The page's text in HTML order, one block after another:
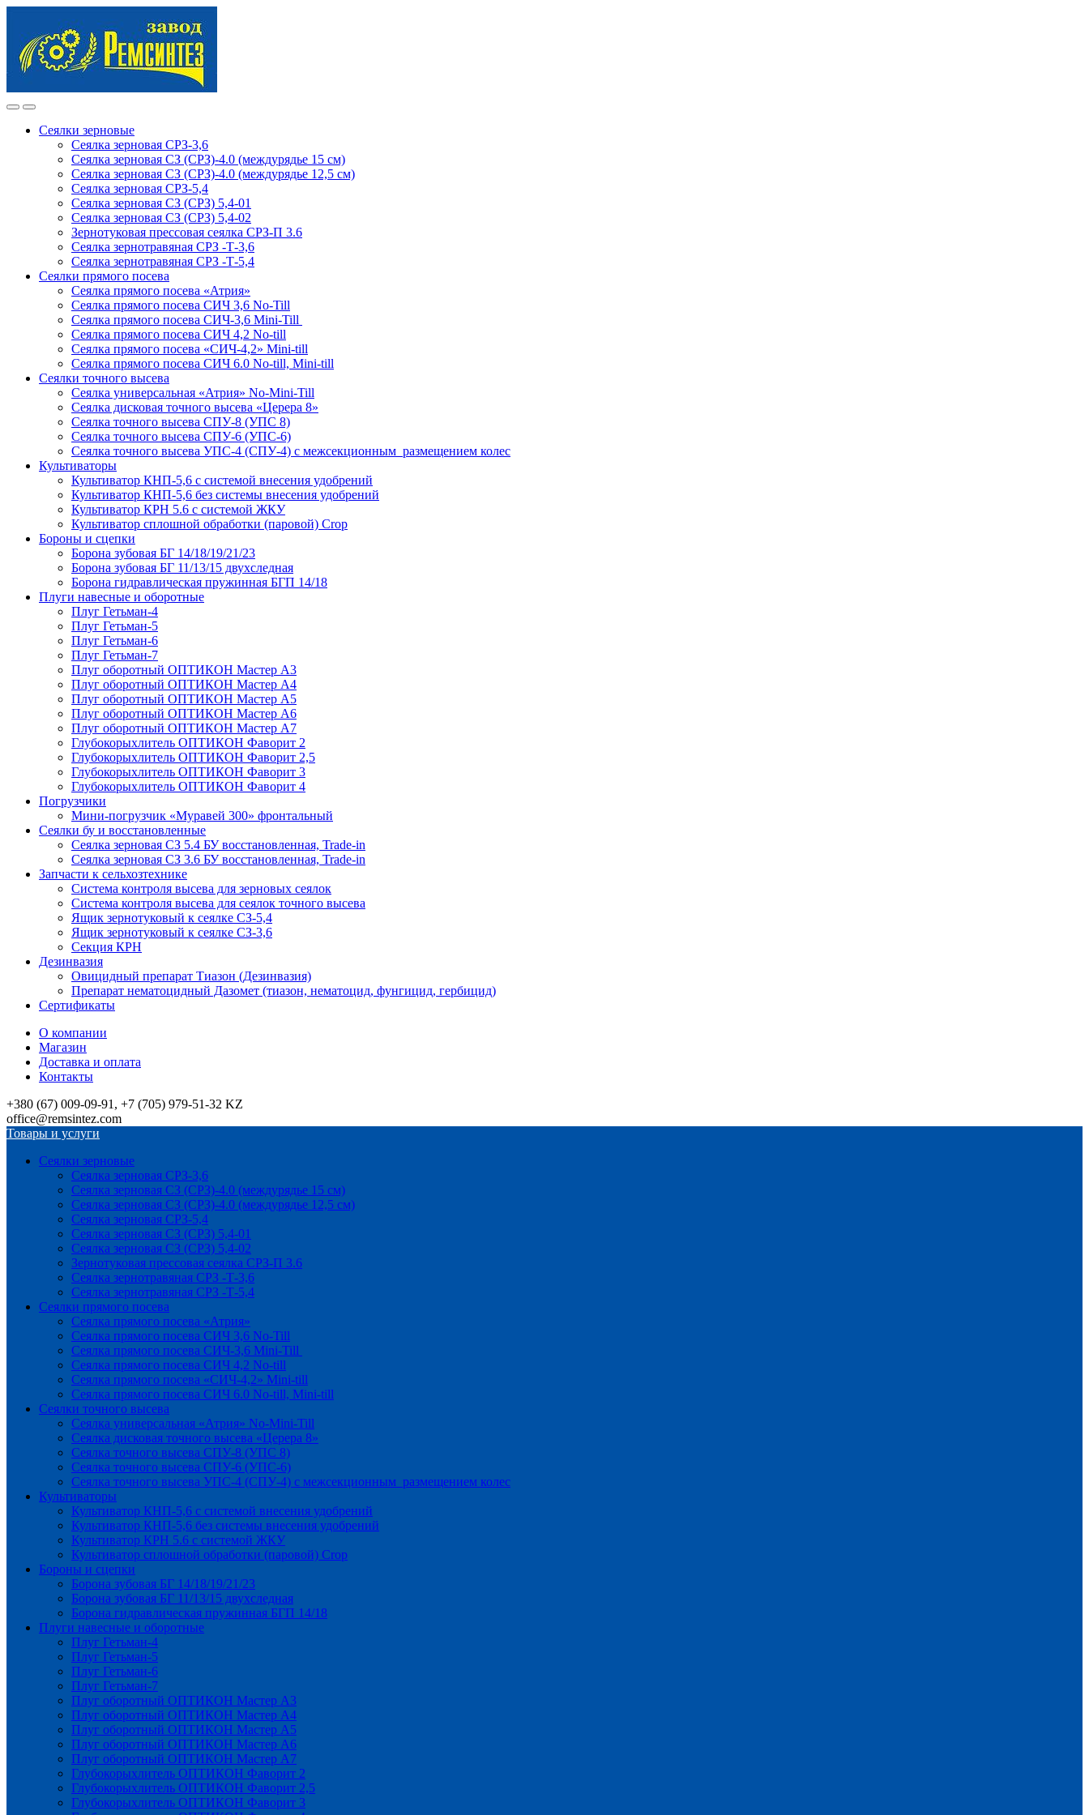
navigation
content
Сеялки зерновые
Сеялка зерновая СРЗ-3,6
Сеялка зерновая СЗ (СРЗ)-4.0 (междурядье 15 см)
Сеялка зерновая СЗ (СРЗ)-4.0 (междурядье 12,5 см)
Сеялка зерновая СРЗ-5,4
Сеялка зерновая СЗ (СРЗ) 5,4-01
Сеялка зерновая СЗ (СРЗ) 5,4-02
Зернотуковая прессовая сеялка СРЗ-П 3.6
Сеялка зернотравяная СРЗ -Т-3,6
Сеялка зернотравяная СРЗ -Т-5,4
Сеялки прямого посева
Сеялка прямого посева «Атрия»
Сеялка прямого посева СИЧ 3,6 No-Till
Сеялка прямого посева СИЧ-3,6 Mini-Till
Сеялка прямого посева СИЧ 4,2 No-till
Сеялка прямого посева «СИЧ-4,2» Mini-till
Сеялка прямого посева СИЧ 6.0 No-till, Mini-till
Сеялки точного высева
Сеялка универсальная «Атрия» No-Mini-Till
Сеялка дисковая точного высева «Церера 8»
Сеялка точного высева СПУ-8 (УПС 8)
Сеялка точного высева СПУ-6 (УПС-6)
Сеялка точного высева УПС-4 (СПУ-4) с межсекционным размещением колес
Культиваторы
Культиватор КНП-5,6 с системой внесения удобрений
Культиватор КНП-5,6 без системы внесения удобрений
Культиватор КРН 5.6 с системой ЖКУ
Культиватор сплошной обработки (паровой) Crop
Бороны и сцепки
Борона зубовая БГ 14/18/19/21/23
Борона зубовая БГ 11/13/15 двухследная
Борона гидравлическая пружинная БГП 14/18
Плуги навесные и оборотные
Плуг Гетьман-4
Плуг Гетьман-5
Плуг Гетьман-6
Плуг Гетьман-7
Плуг оборотный ОПТИКОН Мастер А3
Плуг оборотный ОПТИКОН Мастер А4
Плуг оборотный ОПТИКОН Мастер А5
Плуг оборотный ОПТИКОН Мастер А6
Плуг оборотный ОПТИКОН Мастер А7
Глубокорыхлитель ОПТИКОН Фаворит 2
Глубокорыхлитель ОПТИКОН Фаворит 2,5
Глубокорыхлитель ОПТИКОН Фаворит 3
Глубокорыхлитель ОПТИКОН Фаворит 4
Погрузчики
Мини-погрузчик «Муравей 300» фронтальный
Сеялки бу и восстановленные
Сеялка зерновая СЗ 5.4 БУ восстановленная, Trade-in
Сеялка зерновая СЗ 3.6 БУ восстановленная, Trade-in
Запчасти к сельхозтехнике
Система контроля высева для зерновых сеялок
Система контроля высева для сеялок точного высева
Ящик зернотуковый к сеялке СЗ-5,4
Ящик зернотуковый к сеялке СЗ-3,6
Секция КРН
Дезинвазия
Овицидный препарат Тиазон (Дезинвазия)
Препарат нематоцидный Дазомет (тиазон, нематоцид, фунгицид, гербицид)
Сертификаты
О компании
Магазин
Доставка и оплата
Контакты
+380 (67) 009-09-91, +7 (705) 979-51-32 KZ
office@remsintez.com
Товары и услуги
Сеялки зерновые
Сеялка зерновая СРЗ-3,6
Сеялка зерновая СЗ (СРЗ)-4.0 (междурядье 15 см)
Сеялка зерновая СЗ (СРЗ)-4.0 (междурядье 12,5 см)
Сеялка зерновая СРЗ-5,4
Сеялка зерновая СЗ (СРЗ) 5,4-01
Сеялка зерновая СЗ (СРЗ) 5,4-02
Зернотуковая прессовая сеялка СРЗ-П 3.6
Сеялка зернотравяная СРЗ -Т-3,6
Сеялка зернотравяная СРЗ -Т-5,4
Сеялки прямого посева
Сеялка прямого посева «Атрия»
Сеялка прямого посева СИЧ 3,6 No-Till
Сеялка прямого посева СИЧ-3,6 Mini-Till
Сеялка прямого посева СИЧ 4,2 No-till
Сеялка прямого посева «СИЧ-4,2» Mini-till
Сеялка прямого посева СИЧ 6.0 No-till, Mini-till
Сеялки точного высева
Сеялка универсальная «Атрия» No-Mini-Till
Сеялка дисковая точного высева «Церера 8»
Сеялка точного высева СПУ-8 (УПС 8)
Сеялка точного высева СПУ-6 (УПС-6)
Сеялка точного высева УПС-4 (СПУ-4) с межсекционным размещением колес
Культиваторы
Культиватор КНП-5,6 с системой внесения удобрений
Культиватор КНП-5,6 без системы внесения удобрений
Культиватор КРН 5.6 с системой ЖКУ
Культиватор сплошной обработки (паровой) Crop
Бороны и сцепки
Борона зубовая БГ 14/18/19/21/23
Борона зубовая БГ 11/13/15 двухследная
Борона гидравлическая пружинная БГП 14/18
Плуги навесные и оборотные
Плуг Гетьман-4
Плуг Гетьман-5
Плуг Гетьман-6
Плуг Гетьман-7
Плуг оборотный ОПТИКОН Мастер А3
Плуг оборотный ОПТИКОН Мастер А4
Плуг оборотный ОПТИКОН Мастер А5
Плуг оборотный ОПТИКОН Мастер А6
Плуг оборотный ОПТИКОН Мастер А7
Глубокорыхлитель ОПТИКОН Фаворит 2
Глубокорыхлитель ОПТИКОН Фаворит 2,5
Глубокорыхлитель ОПТИКОН Фаворит 3